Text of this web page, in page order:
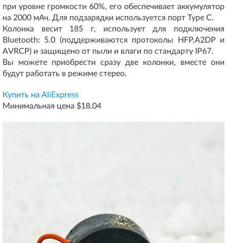
при уровне громкости 60%, его обеспечивает аккумулятор
на 2000 мАч. Для подзарядки используется порт Type C.
Колонка весит 185 г, использует для подключения
Bluetooth: 5.0 (поддерживаются протоколы HFP,A2DP и
AVRCP) и защищено от пыли и влаги по стандарту IP67.
Вы можете приобрести сразу две колонки, вместе они
будут работать в режиме стерео.
Купить на AliExpress
Минимальная цена $18.04